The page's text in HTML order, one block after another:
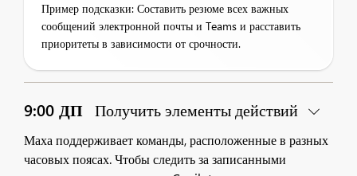
Пример подсказки: Составить резюме всех важных
сообщений электронной почты и Teams и расставить
приоритеты в зависимости от срочности.
9:00 ДП Получить элементы действий
Маха поддерживает команды, расположенные в разных
часовых поясах. Чтобы следить за записанными